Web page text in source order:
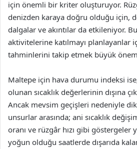
için önemli bir kriter oluşturuyor.
denizden karaya doğru olduğu için,
dalgalar ve akıntılar da etkileniyor.
aktivitelerine katılmayı planlayanlar
tahminlerini takip etmek büyük önem
Maltepe için hava durumu indeksi
olunan sıcaklık değerlerinin dışına
Ancak mevsim geçişleri nedeniyle
unsurlar arasında; ani sıcaklık
oranı ve rüzgâr hızı gibi göstergeler
yoğun olduğu saatlerde dışarıda